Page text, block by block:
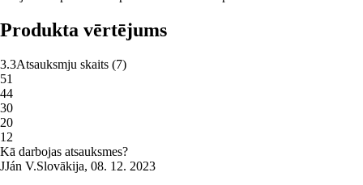
Produkta vērtējums
3.3Atsauksmju skaits (7)
51
44
30
20
1 2
Kā darbojas atsauksmes?
JJán V.Slovākija, 08. 12. 2023